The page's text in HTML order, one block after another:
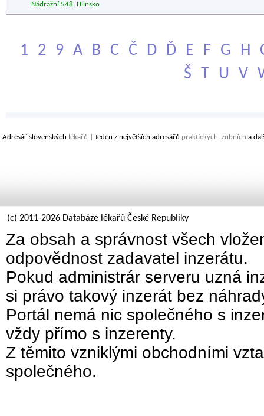
Nádražní 548, Hlinsko
1 2 9 A B C Č D Ď E F G H
Š
T U V
Adresář slovenských lékařů | Jeden z největších adresářů praktických, zubních a
(c) 2011-2026 Databáze lékařů České Republiky
Za obsah a správnost všech
odpovědnost zadavatel inzerátu.
Pokud administrár serveru uzná
si právo takový inzerát bez
Portál nemá nic společného s
vždy přímo s inzerenty.
Z těmito vzniklými obchodními
společného.